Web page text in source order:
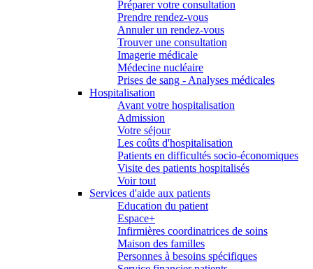
Préparer votre consultation
Prendre rendez-vous
Annuler un rendez-vous
Trouver une consultation
Imagerie médicale
Médecine nucléaire
Prises de sang - Analyses médicales
Hospitalisation
Avant votre hospitalisation
Admission
Votre séjour
Les coûts d'hospitalisation
Patients en difficultés socio-économiques
Visite des patients hospitalisés
Voir tout
Services d'aide aux patients
Education du patient
Espace+
Infirmières coordinatrices de soins
Maison des familles
Personnes à besoins spécifiques